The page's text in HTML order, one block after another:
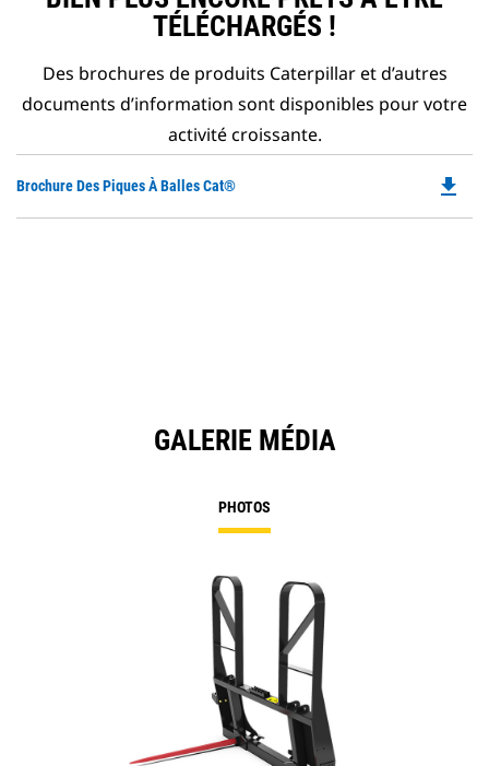
TÉLÉCHARGÉS !
Des brochures de produits Caterpillar et d’autres
documents d’information sont disponibles pour votre
activité croissante.
Brochure Des Piques À Balles Cat® file_download
GALERIE MÉDIA
PHOTOS